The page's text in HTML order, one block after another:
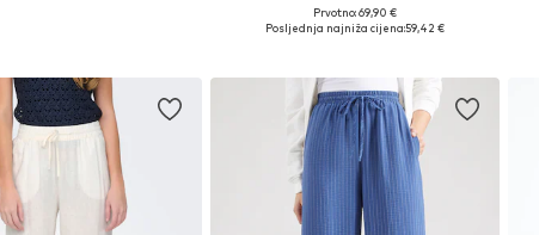
+10
Prvotno: 69,90 €
Posljednja najniža cijena:59,42 €